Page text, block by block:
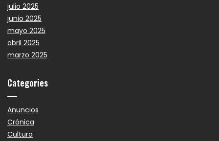
julio 2025
junio 2025
mayo 2025
abril 2025
marzo 2025
Categories
Anuncios
Crónica
Cultura